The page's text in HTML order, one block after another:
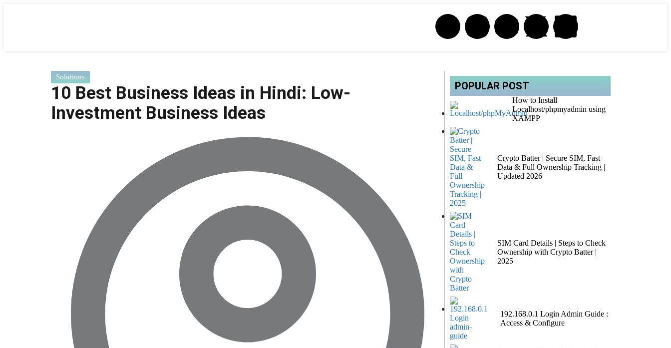
Solutions
10 Best Business Ideas in Hindi: Low-
Investment Business Ideas
POPULAR POST
How to Install
Localhost/phpmyadmin using
XAMPP
Crypto Batter | Secure SIM, Fast
Data & Full Ownership Tracking |
Updated 2026
SIM Card Details | Steps to Check
Ownership with Crypto Batter |
2025
192.168.0.1 Login Admin Guide :
Access & Configure